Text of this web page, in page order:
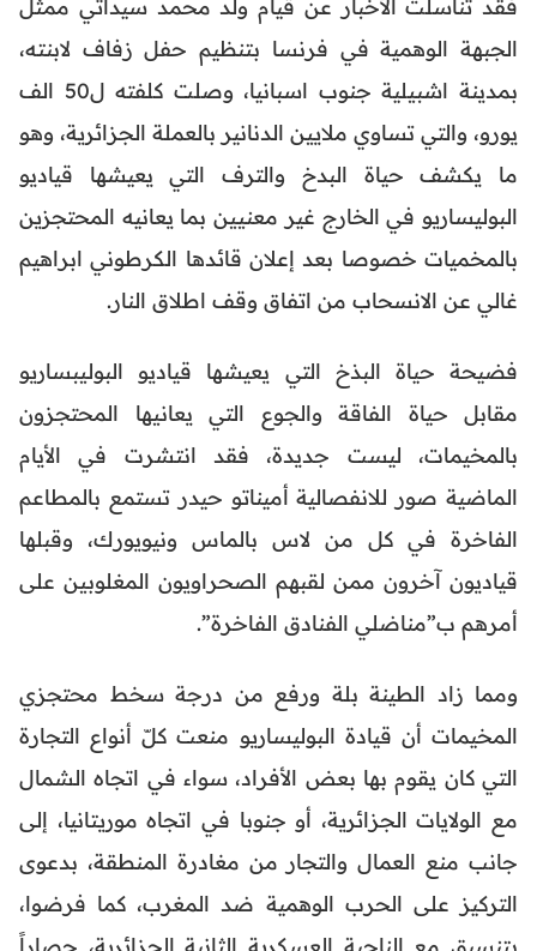
فقد تناسلت الأخبار عن قيام ولد محمد سيداتي ممثل
الجبهة الوهمية في فرنسا بتنظيم حفل زفاف لابنته،
بمدينة اشبيلية جنوب اسبانيا، وصلت كلفته ل50 الف
يورو، والتي تساوي ملايين الدنانير بالعملة الجزائرية، وهو
ما يكشف حياة البدخ والترف التي يعيشها قياديو
البوليساريو في الخارج غير معنيين بما يعانيه المحتجزين
بالمخميات خصوصا بعد إعلان قائدها الكرطوني ابراهيم
غالي عن الانسحاب من اتفاق وقف اطلاق النار.
فضيحة حياة البذخ التي يعيشها قياديو البوليبساريو
مقابل حياة الفاقة والجوع التي يعانيها المحتجزون
بالمخيمات، ليست جديدة، فقد انتشرت في الأيام
الماضية صور للانفصالية أميناتو حيدر تستمع بالمطاعم
الفاخرة في كل من لاس بالماس ونيويورك، وقبلها
قياديون آخرون ممن لقبهم الصحراويون المغلوبين على
أمرهم ب”مناضلي الفنادق الفاخرة”.
ومما زاد الطينة بلة ورفع من درجة سخط محتجزي
المخيمات أن قيادة البوليساريو منعت كلّ أنواع التجارة
التي كان يقوم بها بعض الأفراد، سواء في اتجاه الشمال
مع الولايات الجزائرية، أو جنوبا في اتجاه موريتانيا، إلى
جانب منع العمال والتجار من مغادرة المنطقة، بدعوى
التركيز على الحرب الوهمية ضد المغرب، كما فرضوا،
بتنسيق مع الناحية العسكرية الثانية الجزائرية، حصاراً